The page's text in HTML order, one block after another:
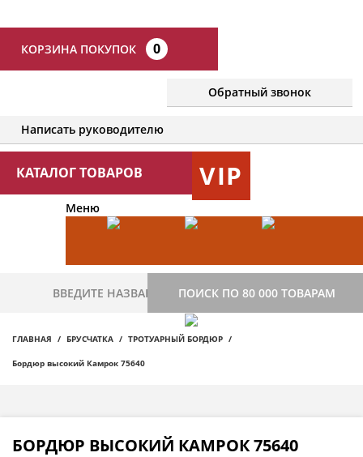
КОРЗИНА ПОКУПОК 0
Обратный звонок
Написать руководителю
КАТАЛОГ ТОВАРОВ VIP
Меню
ПОИСК ПО 80 000 ТОВАРАМ
ГЛАВНАЯ БРУСЧАТКА ТРОТУАРНЫЙ БОРДЮР
Бордюр высокий Камрок 75640
БОРДЮР ВЫСОКИЙ КАМРОК 75640